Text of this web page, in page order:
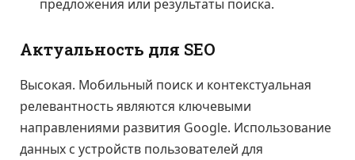
предложения или результаты поиска.
Актуальность для SEO
Высокая. Мобильный поиск и контекстуальная
релевантность являются ключевыми
направлениями развития Google. Использование
данных с устройств пользователей для